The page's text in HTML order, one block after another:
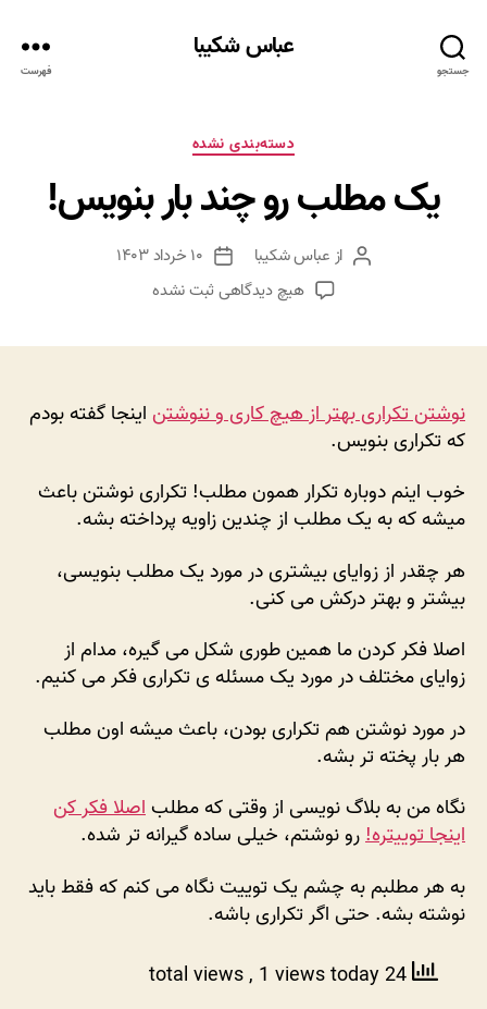
جستجو
عباس شکیبا
فهرست
دسته‌ها
دسته‌بندی نشده
یک مطلب رو چند بار بنویس!
نویسنده
نوشته
از عباس شکیبا
تاریخ
نوشته
۱۰ خرداد ۱۴۰۳
هیچ دیدگاهیبرای
بار
بنویس!
ثبت نشده
نوشتن تکراری بهتر از هیچ کاری و ننوشتن اینجا گفته بودم
که تکراری بنویس.
خوب اینم دوباره تکرار همون مطلب! تکراری نوشتن باعث
میشه که به یک مطلب از چندین زاویه پرداخته بشه.
هر چقدر از زوایای بیشتری در مورد یک مطلب بنویسی،
بیشتر و بهتر درکش می کنی.
اصلا فکر کردن ما همین طوری شکل می گیره، مدام از
زوایای مختلف در مورد یک مسئله ی تکراری فکر می کنیم.
در مورد نوشتن هم تکراری بودن، باعث میشه اون مطلب
هر بار پخته تر بشه.
نگاه من به بلاگ نویسی از وقتی که مطلباصلا فکر کن
اینجا توییتره!رو نوشتم، خیلی ساده گیرانه تر شده.
به هر مطلبم به چشم یک توییت نگاه می کنم که فقط باید
نوشته بشه. حتی اگر تکراری باشه.
, 1 views today